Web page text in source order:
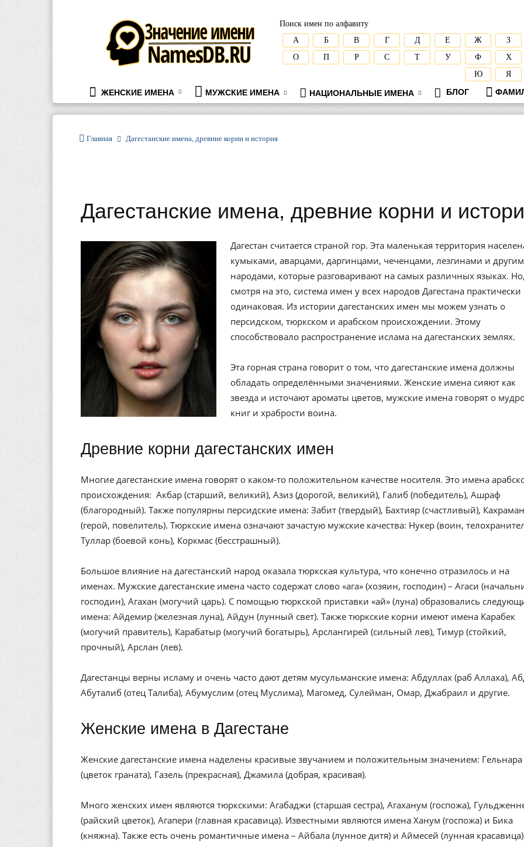
namesdb.ru
Поиск имен по алфавиту
А
Б В Г Д Е Ж
З
О
П Р С Т У Ф
Х
Ю
Я
ЖЕНСКИЕ ИМЕНА МУЖСКИЕ ИМЕНА НАЦИОНАЛЬНЫЕ ИМЕНА БЛОГ
Главная Дагестанские имена, древние корни и история
Дагестанские имена, древние корни и
Дагестан считается страной гор. Эта маленькая территория
кумыками, аварцами, даргинцами, чеченцами, лезгинами и
народами, которые разговаривают на самых различных языках.
смотря на это, система имен у всех народов Дагестана практически
одинаковая. Из истории дагестанских имен мы можем узнать о
персидском, тюркском и арабском происхождении. Этому
способствовало распространение ислама на дагестанских землях.
Эта горная страна говорит о том, что дагестанские имена должны
обладать определёнными значениями. Женские имена сияют как
звезда и источают ароматы цветов, мужские имена говорят о
книг и храбрости воина.
Древние корни дагестанских имен
Многие дагестанские имена говорят о каком-то положительном качестве носителя. Это имена
происхождения: Акбар (старший, великий), Азиз (дорогой, великий), Галиб (победитель), Ашраф
(благородный). Также популярны персидские имена: Забит (твердый), Бахтияр (счастливый), Кахраман
(герой, повелитель). Тюркские имена означают зачастую мужские качества: Нукер (воин,
Туллар (боевой конь), Коркмас (бесстрашный).
Большое влияние на дагестанский народ оказала тюркская культура, что конечно отразилось и на
именах. Мужские дагестанские имена часто содержат слово «ага» (хозяин, господин) – Агаси
господин), Агахан (могучий царь). С помощью тюркской приставки «ай» (луна) образовались
имена: Айдемир (железная луна), Айдун (лунный свет). Также тюркские корни имеют имена Карабек
(могучий правитель), Карабатыр (могучий богатырь), Арслангирей (сильный лев), Тимур (стойкий,
прочный), Арслан (лев).
Дагестанцы верны исламу и очень часто дают детям мусульманские имена: Абдуллах (раб Аллаха),
Абуталиб (отец Талиба), Абумуслим (отец Муслима), Магомед, Сулейман, Омар, Джабраил и другие.
Женские имена в Дагестане
Женские дагестанские имена наделены красивые звучанием и положительным значением: Гельнара
(цветок граната), Газель (прекрасная), Джамила (добрая, красивая).
Много женских имен являются тюркскими: Агабаджи (старшая сестра), Агаханум (госпожа),
(райский цветок), Агапери (главная красавица). Известными являются имена Ханум (госпожа) и Бика
(княжна). Также есть очень романтичные имена – Айбала (лунное дитя) и Аймесей (лунная